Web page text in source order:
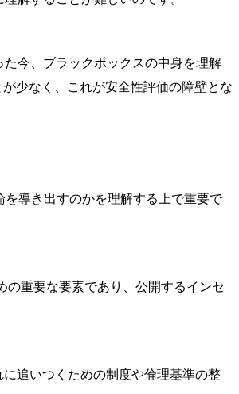
今、ブラックボックスの中身を理解
少なく、これが安全性評価の障壁とな
導き出すのかを理解する上で重要で
の重要な要素であり、公開するインセ
追いつくための制度や倫理基準の整